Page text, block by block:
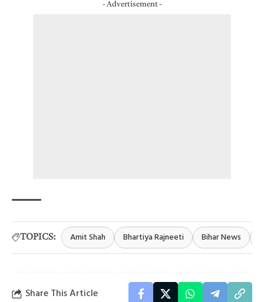
- Advertisement -
TOPICS: Amit Shah Bhartiya Rajneeti Bihar News
Share This Article